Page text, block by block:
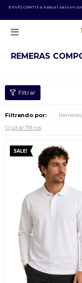
ENVÍO GRATIS a todo el país en

REMERAS
Filtrando por: Remeras
Quitar filtros